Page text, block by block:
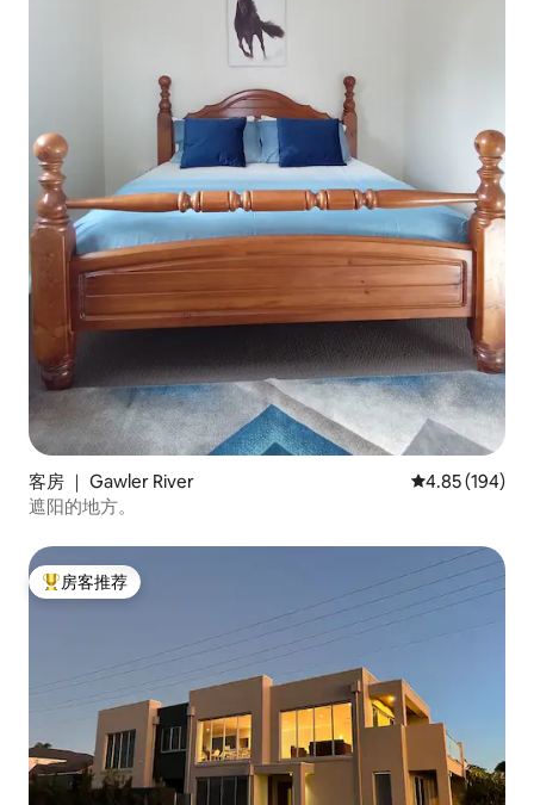
客房 ｜ Gawler River 平均评分 4.85
4.85 (194)
遮阳的地方。
热门「房客推荐」
房客推荐